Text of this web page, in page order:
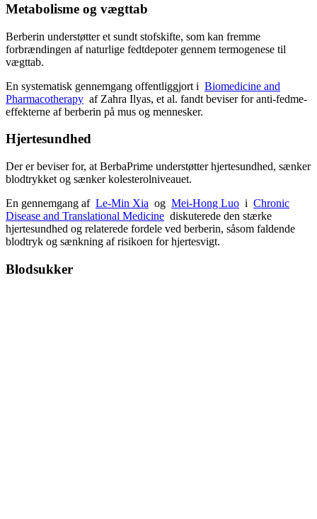
Metabolisme og vægttab
Berberin understøtter et sundt stofskifte, som kan fremme
forbrændingen af ​​naturlige fedtdepoter gennem termogenese til
vægttab.
En systematisk gennemgang offentliggjort i Biomedicine and
Pharmacotherapy af Zahra Ilyas, et al. fandt beviser for anti-fedme-
effekterne af berberin på mus og mennesker.
Hjertesundhed
Der er beviser for, at BerbaPrime understøtter hjertesundhed, sænker
blodtrykket og sænker kolesterolniveauet.
En gennemgang af Le-Min Xia og Mei-Hong Luo i Chronic
Disease and Translational Medicine diskuterede den stærke
hjertesundhed og relaterede fordele ved berberin, såsom faldende
blodtryk og sænkning af risikoen for hjertesvigt.
Blodsukker